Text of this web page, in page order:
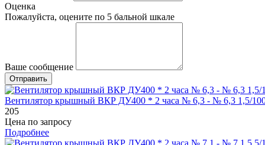
Оценка
Пожалуйста, оцените по 5 бальной шкале
Ваше сообщение
Вентилятор крышный ВКР ДУ400 * 2 часа № 6,3 - № 6,3 1,5/
205
Цена по запросу
Подробнее